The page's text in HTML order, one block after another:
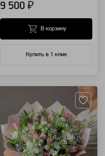
9 500 ₽
Купить в 1 клик
В корзину